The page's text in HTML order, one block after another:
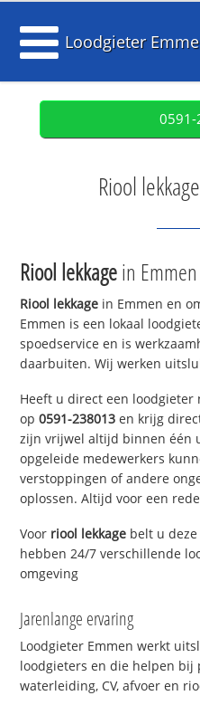
Loodgieter
Riool
Riool lekkagein Emmen
Riool lekkage in Emmen en
Emmen is een lokaal
spoedservice en is
daarbuiten. Wij werken
Heeft u direct een loodgieter
op0591-238013 en krijg
zijn vrijwel altijd binnen één
opgeleide medewerkers
verstoppingen of andere
oplossen. Altijd voor een
Voor riool lekkage belt u
hebben 24/7 verschillende
omgeving
Jarenlange ervaring
Loodgieter Emmen werkt
loodgieters en die helpen bij
waterleiding, CV, afvoer en